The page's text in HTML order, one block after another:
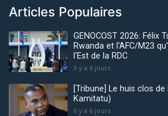
Articles Populaires
GENOCOST 2026: Félix
Rwanda et l'AFC/M23
l'Est de la RDC
Il y a 6 jours
[Tribune] Le huis clos
Kamitatu)
Il y a 6 jours